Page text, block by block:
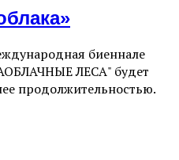
биеннале
ЛЕСА" будет
продолжительностью.